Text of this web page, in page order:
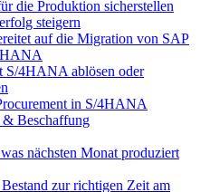
die Produktion sicherstellen
steigern
auf die Migration von SAP
S/4HANA ablösen oder
in S/4HANA
Beschaffung
nächsten Monat produziert
zur richtigen Zeit am